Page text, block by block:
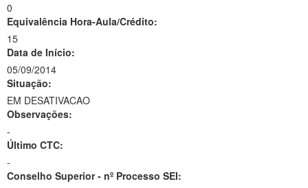
0
Equivalência Hora-Aula/Crédito:
15
Data de Início:
05/09/2014
Situação:
EM DESATIVACAO
Observações:
-
Último CTC:
-
Conselho Superior - nº Processo SEI: